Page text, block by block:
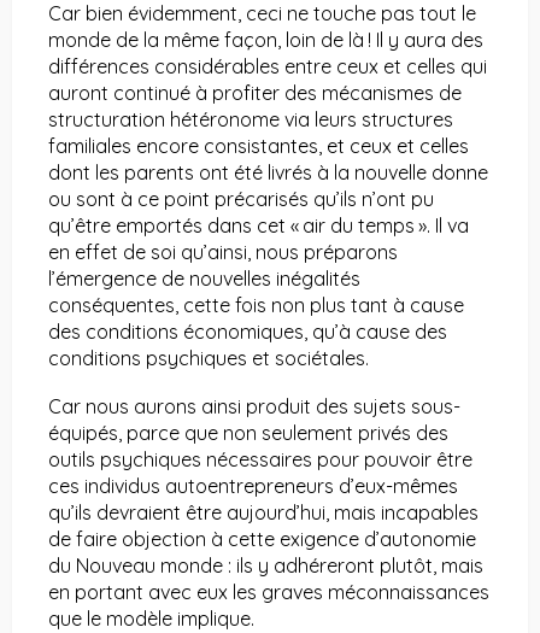
Car bien évidemment, ceci ne touche pas tout le
monde de la même façon, loin de là ! Il y aura des
différences considérables entre ceux et celles qui
auront continué à profiter des mécanismes de
structuration hétéronome via leurs structures
familiales encore consistantes, et ceux et celles
dont les parents ont été livrés à la nouvelle donne
ou sont à ce point précarisés qu’ils n’ont pu
qu’être emportés dans cet « air du temps ». Il va
en effet de soi qu’ainsi, nous préparons
l’émergence de nouvelles inégalités
conséquentes, cette fois non plus tant à cause
des conditions économiques, qu’à cause des
conditions psychiques et sociétales.
Car nous aurons ainsi produit des sujets sous-
équipés, parce que non seulement privés des
outils psychiques nécessaires pour pouvoir être
ces individus autoentrepreneurs d’eux-mêmes
qu’ils devraient être aujourd’hui, mais incapables
de faire objection à cette exigence d’autonomie
du Nouveau monde : ils y adhéreront plutôt, mais
en portant avec eux les graves méconnaissances
que le modèle implique.